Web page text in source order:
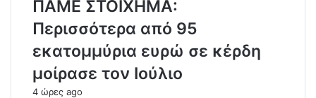
ΠΑΜΕ ΣΤΟΙΧΗΜΑ:
Περισσότερα από 95
εκατομμύρια ευρώ σε κέρδη
μοίρασε τον Ιούλιο
4 ώρες ago